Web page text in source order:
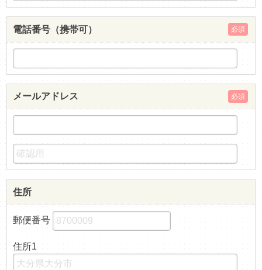
電話番号（携帯可） 必須
メールアドレス 必須
住所
郵便番号
住所1